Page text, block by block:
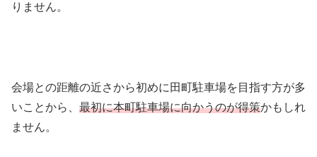
りません。
会場との距離の近さから初めに田町駐車場を目指す方が多
いことから、 最初に本町駐車場に向かうのが得策かもしれ
ません。